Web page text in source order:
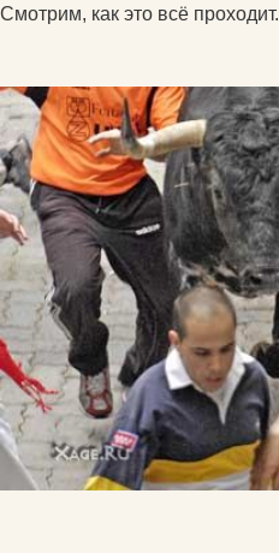
Смотрим, как это всё проходит.